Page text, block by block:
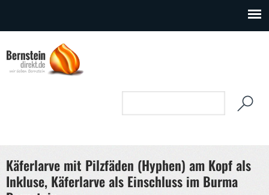
Käferlarve mit Pilzfäden (Hyphen) am Kopf als
Inkluse, Käferlarve als Einschluss im Burma